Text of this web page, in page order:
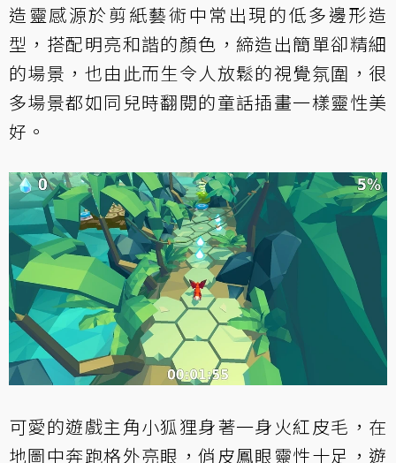
造靈感源於剪紙藝術中常出現的低多邊形造
型，搭配明亮和諧的顏色，締造出簡單卻精細
的場景，也由此而生令人放鬆的視覺氛圍，很
多場景都如同兒時翻閱的童話插畫一樣靈性美
好。
可愛的遊戲主角小狐狸身著一身火紅皮毛，在
地圖中奔跑格外亮眼，俏皮鳳眼靈性十足，遊